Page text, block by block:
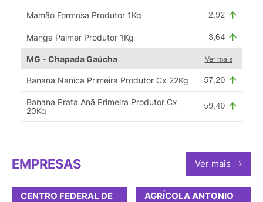
Mamão Formosa Produtor 1Kg
Manga Palmer Produtor 1Kg
MG - Chapada Gaúcha Ver mais
Banana Nanica Primeira Produtor Cx 22Kg
Banana Prata Anã Primeira Produtor Cx
20Kg
EMPRESAS Ver mais
CENTRO FEDERAL DE
AGRÍCOLA ANTONIO